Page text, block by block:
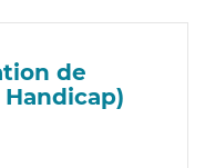
de